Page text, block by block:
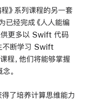
》系列课程的另一套
已经完成《人人能编
供更多以 Swift 代码
不断学习 Swift
，他们将能够掌握
。
了培养计算思维能力